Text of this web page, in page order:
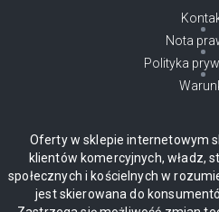
Nota
Polityka
Oferty w sklepie internetowym
klientów komercyjnych, władz,
społecznych i kościelnych w
jest skierowana do